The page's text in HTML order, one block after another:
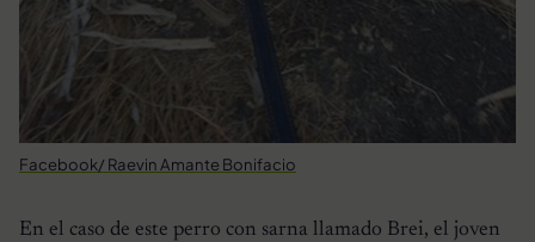
Facebook/ Raevin Amante Bonifacio
En el caso de este perro con sarna llamado Brei, el joven